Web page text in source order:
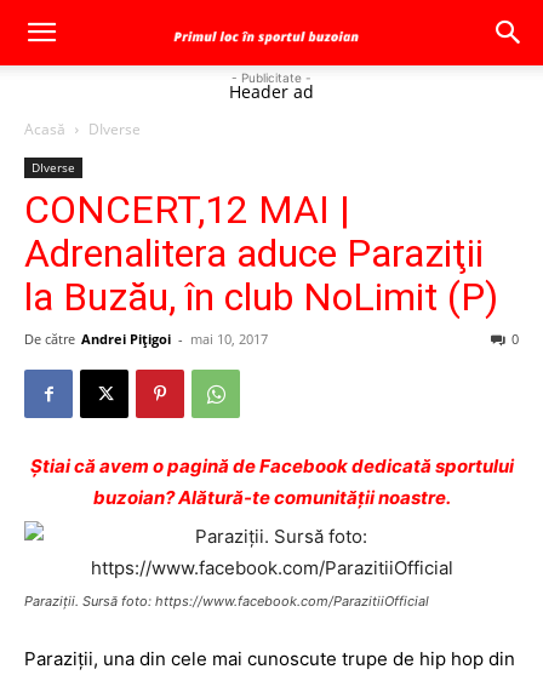
- Publicitate -
Header ad
Acasă DIverse
DIverse
CONCERT,12 MAI |
Adrenalitera aduce Paraziţii
la Buzău, în club NoLimit (P)
De către Andrei Pițigoi - mai 10, 2017 0
Ştiai că avem o pagină de Facebook dedicată sportului
buzoian? Alătură-te comunității noastre.
Paraziţii. Sursă foto: https://www.facebook.com/ParazitiiOfficial
Paraziţii, una din cele mai cunoscute trupe de hip hop din